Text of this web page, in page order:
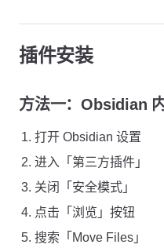
插件安装
方法一：Obsidian
打开 Obsidian 设置
进入「第三方插件」
关闭「安全模式」
点击「浏览」按钮
搜索「Move Files」